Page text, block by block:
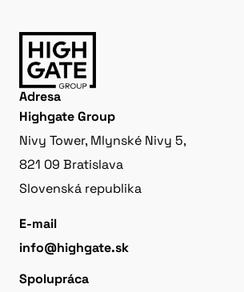
Adresa
Highgate Group
Nivy Tower, Mlynské Nivy 5,
821 09 Bratislava
Slovenská republika
E-mail
info@highgate.sk
Spolupráca